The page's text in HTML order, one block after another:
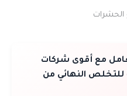
الحشرات
مع أقوى شركات
للتخلص النهائي من